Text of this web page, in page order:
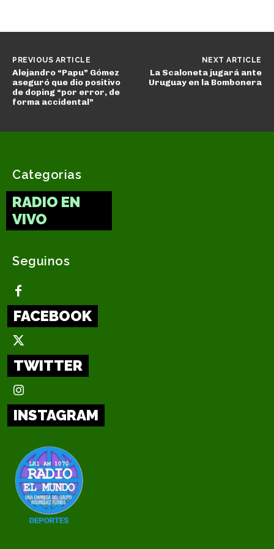
PREVIOUS ARTICLE
Alejandro “Papu” Gómez
aseguró que dio positivo
de doping “por error, de
forma accidental”
NEXT ARTICLE
La Scaloneta jugará ante
Uruguay en la Bombonera
Categorias
RADIO EN
VIVO
Seguinos
FACEBOOK
TWITTER
INSTAGRAM